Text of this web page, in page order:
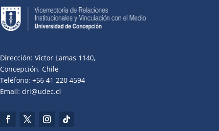
Dirección: Víctor Lamas 1140,
Concepción, Chile
Teléfono: +56 41 220 4594
Email: dri@udec.cl